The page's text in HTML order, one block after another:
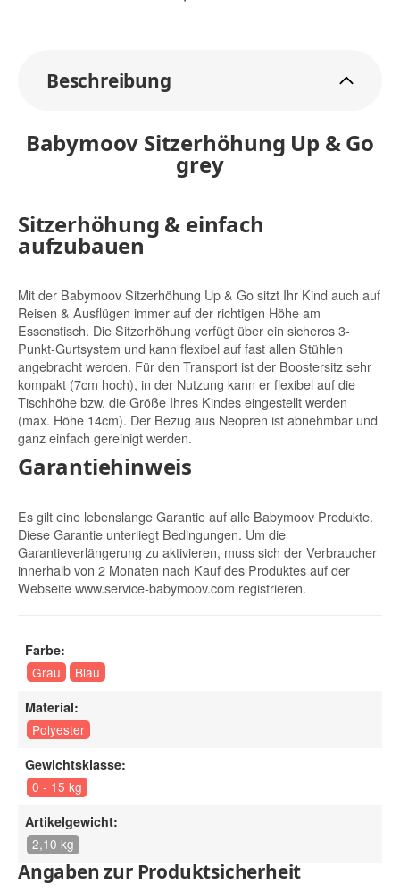
Beschreibung
Babymoov Sitzerhöhung Up & Go
grey
Sitzerhöhung & einfach
aufzubauen
Mit der Babymoov Sitzerhöhung Up & Go sitzt Ihr Kind auch auf
Reisen & Ausflügen immer auf der richtigen Höhe am
Essenstisch. Die Sitzerhöhung verfügt über ein sicheres 3-
Punkt-Gurtsystem und kann flexibel auf fast allen Stühlen
angebracht werden. Für den Transport ist der Boostersitz sehr
kompakt (7cm hoch), in der Nutzung kann er flexibel auf die
Tischhöhe bzw. die Größe Ihres Kindes eingestellt werden
(max. Höhe 14cm). Der Bezug aus Neopren ist abnehmbar und
ganz einfach gereinigt werden.
Garantiehinweis
Es gilt eine lebenslange Garantie auf alle Babymoov Produkte.
Diese Garantie unterliegt Bedingungen. Um die
Garantieverlängerung zu aktivieren, muss sich der Verbraucher
innerhalb von 2 Monaten nach Kauf des Produktes auf der
Webseite www.service-babymoov.com registrieren.
Farbe:
Grau
Blau
Material:
Polyester
Gewichtsklasse:
0 - 15 kg
Artikelgewicht:
2,10 kg
Angaben zur Produktsicherheit